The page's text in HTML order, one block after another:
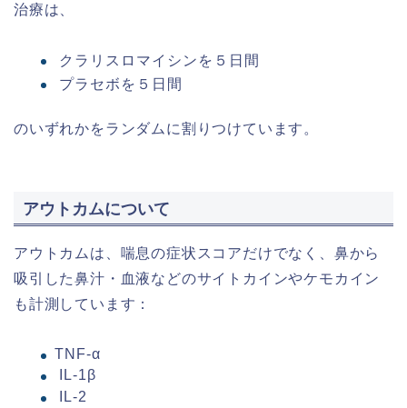
治療は、
クラリスロマイシンを５日間
プラセボを５日間
のいずれかをランダムに割りつけています。
アウトカムについて
アウトカムは、喘息の症状スコアだけでなく、鼻から
吸引した鼻汁・血液などのサイトカインやケモカイン
も計測しています：
TNF-α
IL-1β
IL-2